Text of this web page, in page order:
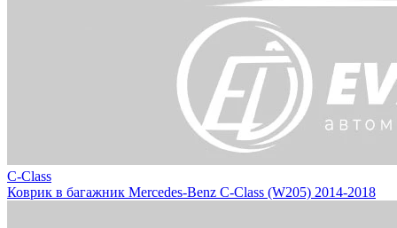
C-Class
Коврик в багажник Mercedes-Benz C-Class (W205) 2014-2018